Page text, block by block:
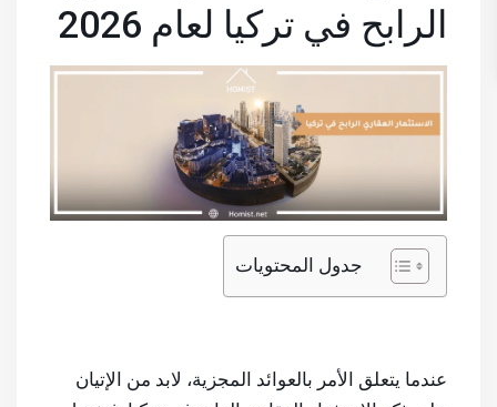
الرابح في تركيا لعام 2026
جدول المحتويات
عندما يتعلق الأمر بالعوائد المجزية، لابد من الإتيان